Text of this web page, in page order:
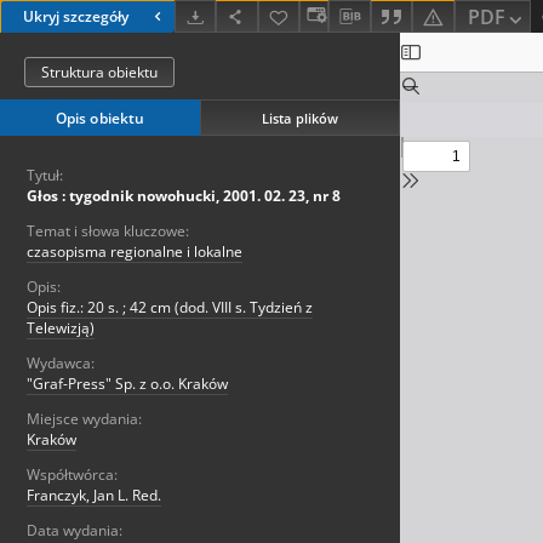
Ukryj szczegóły PDF
Struktura obiektu
Opis obiektu Lista plików
Tytuł:
Głos : tygodnik nowohucki, 2001. 02. 23, nr 8
Temat i słowa kluczowe:
czasopisma regionalne i lokalne
Opis:
Opis fiz.: 20 s. ; 42 cm (dod. VIII s. Tydzień z
Telewizją)
Wydawca:
"Graf-Press" Sp. z o.o. Kraków
Miejsce wydania:
Kraków
Współtwórca:
Franczyk, Jan L. Red.
Data wydania: